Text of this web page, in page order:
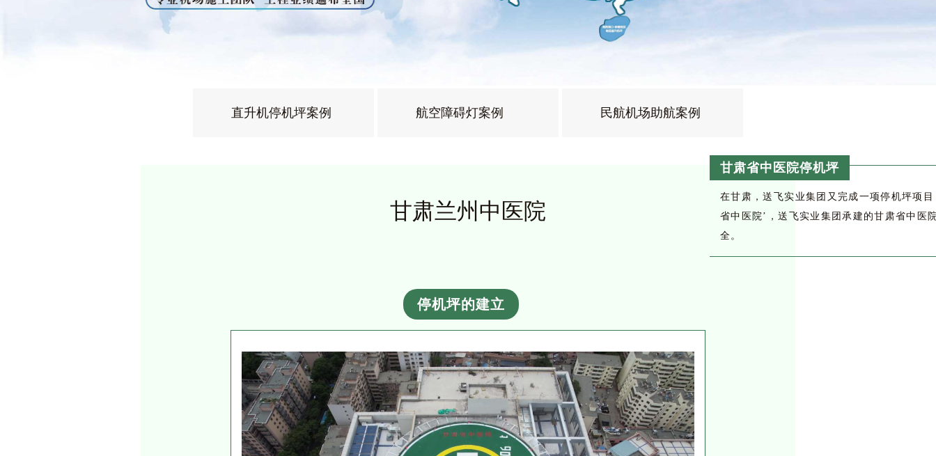
直升机停机坪案例 航空障碍灯案例 民航机场助航案例
甘肃兰州中医院
甘肃省中医院停机坪
在甘肃，送飞实业集团又完成一项停机坪项
省中医院’，送飞实业集团承建的甘肃省中医
全。
停机坪的建立